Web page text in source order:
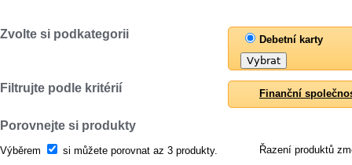
Zvolte si podkategorii Debetní karty
Filtrujte podle kritérií Finanční
Porovnejte si produkty
Řazení produktů
Výběrem si můžete porovnat az 3 produkty.